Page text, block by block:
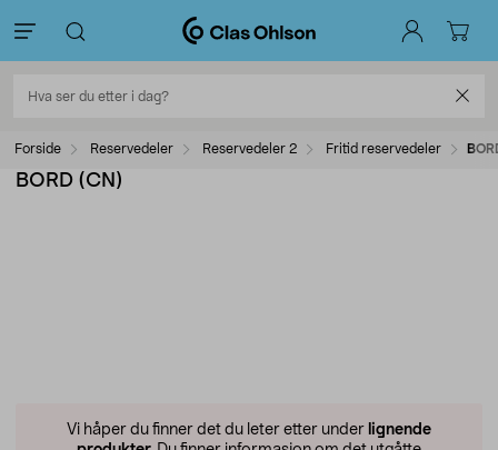
Forside Reservedeler Reservedeler 2 Fritid reservedeler
BORD (CN)
Vi håper du finner det du leter etter under lignende